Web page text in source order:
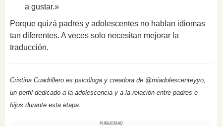
a gustar.»
Porque quizá padres y adolescentes no hablan idiomas
tan diferentes. A veces solo necesitan mejorar la
traducción.
Cristina Cuadrillero es psicóloga y creadora de @miadolescenteyyo,
un perfil dedicado a la adolescencia y a la relación entre padres e
hijos durante esta etapa.
PUBLICIDAD